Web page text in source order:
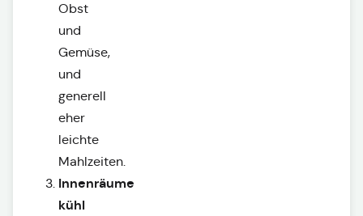
Obst
und
Gemüse,
und
generell
eher
leichte
Mahlzeiten.
Innenräume
kühl